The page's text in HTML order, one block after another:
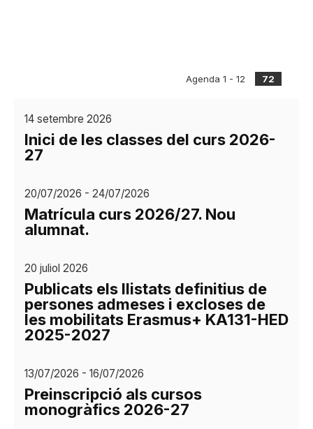
Agenda 1 - 12 72
14 setembre 2026
Inici de les classes del curs 2026-
27
20/07/2026 - 24/07/2026
Matrícula curs 2026/27. Nou
alumnat.
20 juliol 2026
Publicats els llistats definitius de
persones admeses i excloses de
les mobilitats Erasmus+ KA131-HED
2025-2027
13/07/2026 - 16/07/2026
Preinscripció als cursos
monogràfics 2026-27